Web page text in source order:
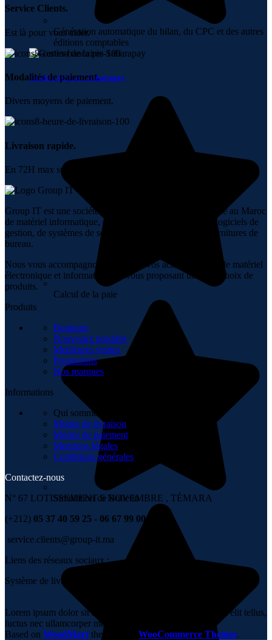
Génération automatique du bilan, du CPC et des autres
éditions comptables
Gestion de la pie Saharapay
Calcul de la paie
Simulation de Bulletin
Service Clients.
Est là pour vous aider.
Modalités de paiement.
Divers moyens de paiement.
Livraison rapide.
En 72H max sur tout le Maroc.
Group IT est une société spécialisée dans la vente en ligne au Maroc
de matériel informatique, de réseaux, de téléphonie, de logiciels de
gestion, de systèmes de sécurité, d’audiovisuel et de fournitures de
bureau.
Nous vous accompagnons dans tous vos achats en ligne de matériel
électronique et informatique en vous proposant un vaste choix de
produits.
Produits
Boutique
Nouveaux produits
Meilleures ventes
Promotions
Nos marques
Informations
Qui sommes-nous
Modes de livraison
Modes de paiement
Mentions légales
Conditions générales
Contactez-nous
N° 67 LOTISSEMENT 6 NOVEMBRE , TÉMARA
(+212) 05 37 40 59 25 - 06 67 99 00 36
service.clients@group-it.ma
Liens des réseaux sociaux :
Système de livraison :
Lorem ipsum dolor sit amet, consectetur adipiscing elit. Ut elit tellus,
luctus nec ullamcorper mattis, pulvinar dapibus leo.
Based on WoodMart theme WooCommerce Themes.